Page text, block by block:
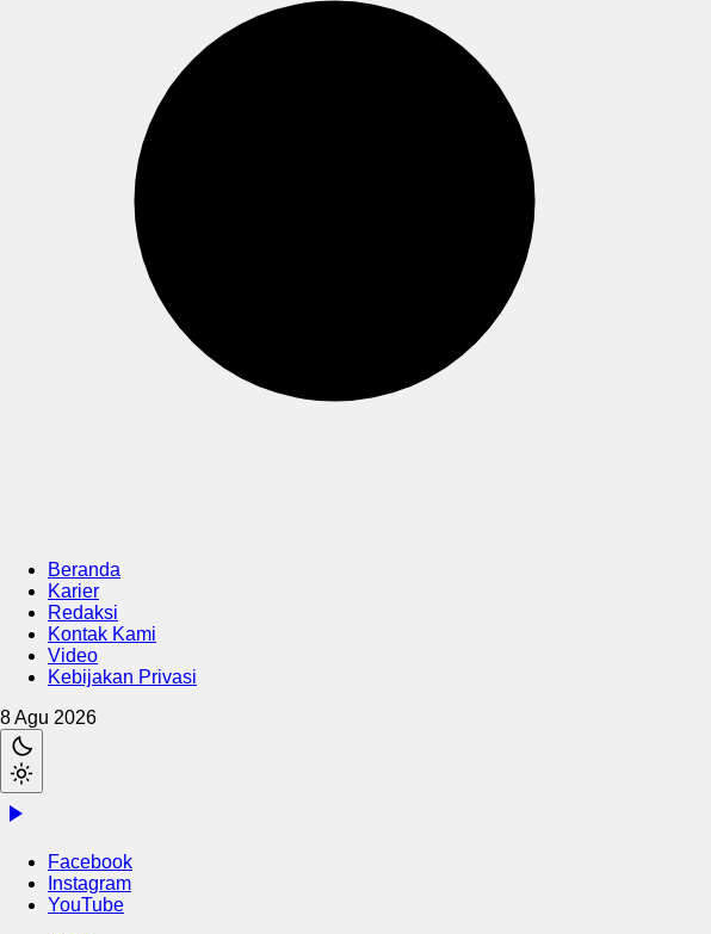
Beranda
Karier
Redaksi
Kontak Kami
Video
Kebijakan Privasi
8 Agu 2026
Facebook
Instagram
YouTube